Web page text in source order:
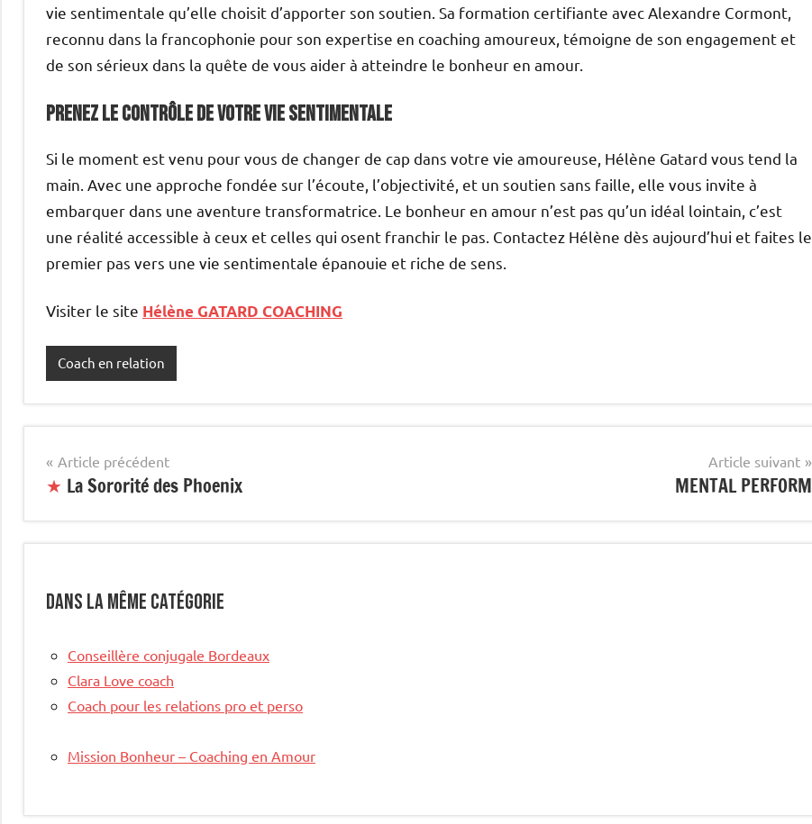
vie sentimentale qu’elle choisit d’apporter son soutien. Sa formation certifiante avec Alexandre Cormont,
reconnu dans la francophonie pour son expertise en coaching amoureux, témoigne de son engagement et
de son sérieux dans la quête de vous aider à atteindre le bonheur en amour.
Prenez le contrôle de votre vie sentimentale
Si le moment est venu pour vous de changer de cap dans votre vie amoureuse, Hélène Gatard vous tend la
main. Avec une approche fondée sur l’écoute, l’objectivité, et un soutien sans faille, elle vous invite à
embarquer dans une aventure transformatrice. Le bonheur en amour n’est pas qu’un idéal lointain, c’est
une réalité accessible à ceux et celles qui osent franchir le pas. Contactez Hélène dès aujourd’hui et faites le
premier pas vers une vie sentimentale épanouie et riche de sens.
Visiter le site Hélène GATARD COACHING
Coach en relation
Navigation
de
l’article
Article précédent
★ La Sororité des Phoenix
Article suivant
MENTAL PERFORM
Dans la même catégorie
Conseillère conjugale Bordeaux
Clara Love coach
Coach pour les relations pro et perso
Mission Bonheur – Coaching en Amour